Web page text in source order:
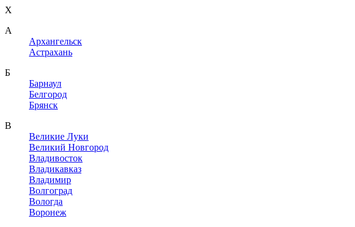
X
A
Архангельск
Астрахань
Б
Барнаул
Белгород
Брянск
В
Великие Луки
Великий Новгород
Владивосток
Владикавказ
Владимир
Волгоград
Вологда
Воронеж